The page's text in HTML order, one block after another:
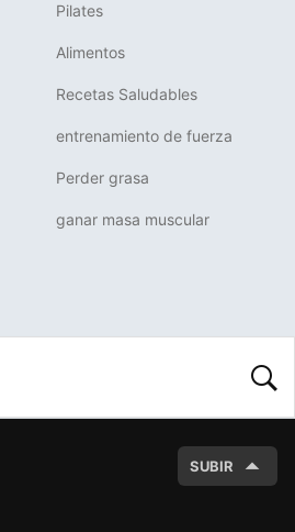
Pilates
Alimentos
Recetas Saludables
entrenamiento de fuerza
Perder grasa
ganar masa muscular
SUBIR